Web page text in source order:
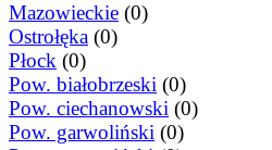
Mazowieckie (0)
Ostrołęka (0)
Płock (0)
Pow. białobrzeski (0)
Pow. ciechanowski (0)
Pow. garwoliński (0)